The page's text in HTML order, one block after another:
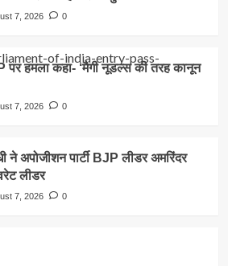
7, 2026
0
हमला कहा- ‘मैगी नूडल्स की तरह कानून
7, 2026
0
ने अपोजीशन पार्टी BJP लीडर अमरिंदर
लीडर
7, 2026 0